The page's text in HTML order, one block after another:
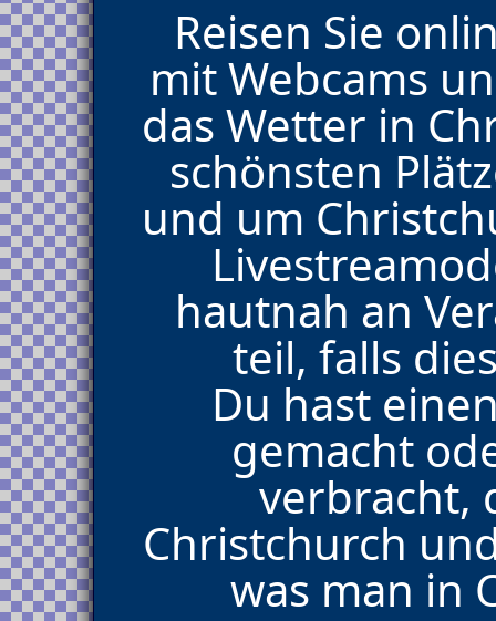
Reisen Sie
mit Webcams
das Wetter in
schönsten
und um
hautnah an
teil, falls
Du hast
gemacht
verbracht,
Christchurch
was man in